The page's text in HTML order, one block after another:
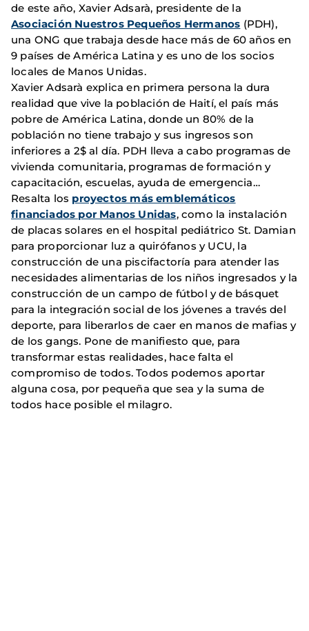
de este año, Xavier Adsarà, presidente de la
Asociación Nuestros Pequeños Hermanos (PDH),
una ONG que trabaja desde hace más de 60 años en
9 países de América Latina y es uno de los socios
locales de Manos Unidas.
Xavier Adsarà explica en primera persona la dura
realidad que vive la población de Haití, el país más
pobre de América Latina, donde un 80% de la
población no tiene trabajo y sus ingresos son
inferiores a 2$ al día. PDH lleva a cabo programas de
vivienda comunitaria, programas de formación y
capacitación, escuelas, ayuda de emergencia…
Resalta los proyectos más emblemáticos
financiados por Manos Unidas, como la instalación
de placas solares en el hospital pediátrico St. Damian
para proporcionar luz a quirófanos y UCU, la
construcción de una piscifactoría para atender las
necesidades alimentarias de los niños ingresados y la
construcción de un campo de fútbol y de básquet
para la integración social de los jóvenes a través del
deporte, para liberarlos de caer en manos de mafias y
de los gangs. Pone de manifiesto que, para
transformar estas realidades, hace falta el
compromiso de todos. Todos podemos aportar
alguna cosa, por pequeña que sea y la suma de
todos hace posible el milagro.